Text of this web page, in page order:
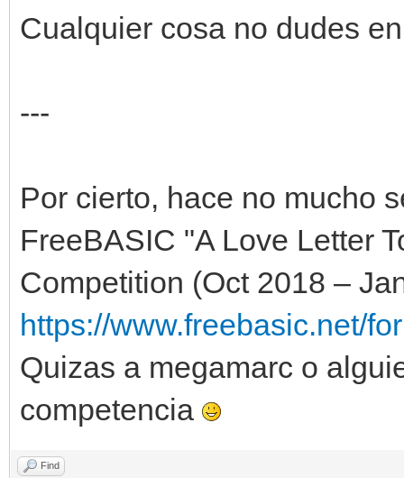
Cualquier cosa no dudes
---
Por cierto, hace no mucho
FreeBASIC "A Love Letter
Competition (Oct 2018 –
https://www.freebasic.net/
Quizas a megamarc o
competencia
Find